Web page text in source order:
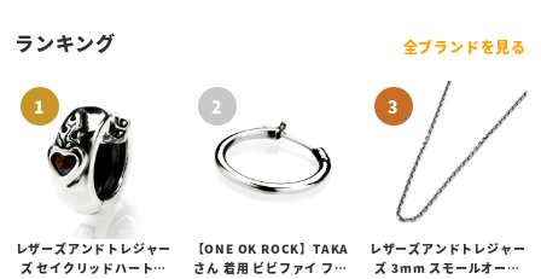
ランキング 全ブランドを見る
レザーズアンドトレジャー
ズ セイクリッドハートピ
【ONE OK ROCK】TAKA
さん 着用 ビビファイ フー
レザーズアンドトレジャー
ズ 3mm スモールオーバ